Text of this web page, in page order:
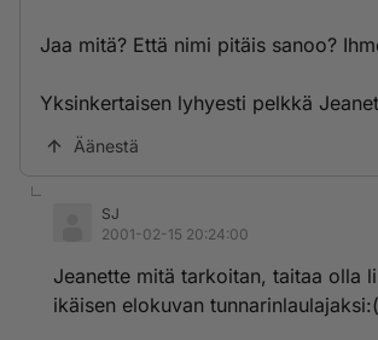
Jaa mitä? Että nimi pitäis sanoo?
Yksinkertaisen lyhyesti pelkkä
Äänestä
SJ
2001-02-15 20:24:00
Jeanette mitä tarkoitan, taitaa olla
ikäisen elokuvan tunnarinlaulajaksi:(